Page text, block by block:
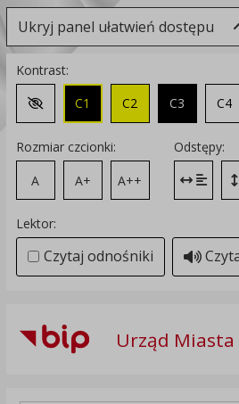
Ukryj panel ułatwień dostępu
Kontrast:
Zmień kontrast na domyślny
C1 C2 C3 C4
Rozmiar czcionki:
A
A+ A++
Odstępy:
Zmień
Lektor:
Czytaj odnośniki
Urząd Miasta